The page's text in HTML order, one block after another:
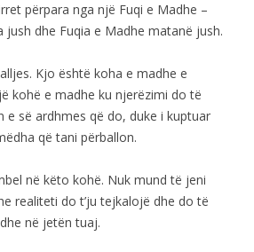
përpara nga një Fuqi e Madhe –
jush dhe Fuqia e Madhe matanë jush.
Kjo është koha e madhe e
kohë e madhe ku njerëzimi do të
e së ardhmes që do, duke i kuptuar
që tani përballon.
në këto kohë. Nuk mund të jeni
realiteti do t’ju tejkalojë dhe do të
në jetën tuaj.